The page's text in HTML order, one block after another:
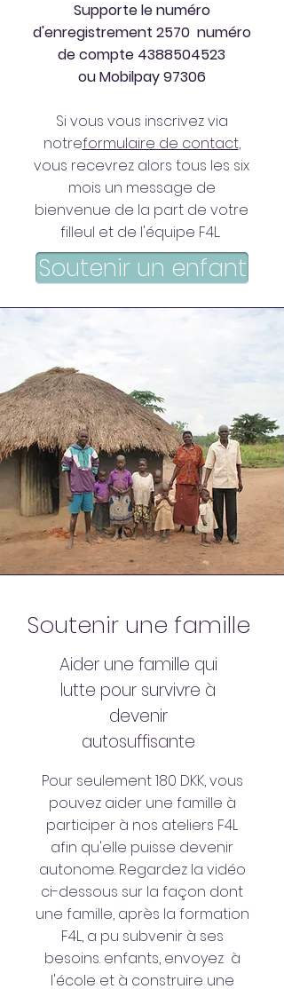
Supporte le numéro
d'enregistrement 2570 numéro
de compte 4388504523
ou Mobilpay 97306
Si vous vous inscrivez via
notreformulaire de contact,
vous recevrez alors tous les six
mois un message de
bienvenue de la part de votre
filleul et de l'équipe F4L.
Soutenir un enfant
Soutenir une famille
Aider une famille qui
lutte pour survivre à
devenir
autosuffisante
Pour seulement 180 DKK, vous
pouvez aider une famille à
participer à nos ateliers F4L
afin qu'elle puisse devenir
autonome. Regardez la vidéo
ci-dessous sur la façon dont
une famille, après la formation
F4L, a pu subvenir à ses
besoins. enfants, envoyez à
l'école et à construire une